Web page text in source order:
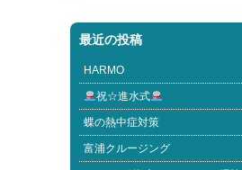
最近の投稿
HARMO
祝☆進水式
蝶の熱中症対策
富浦クルージング